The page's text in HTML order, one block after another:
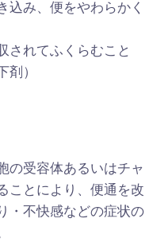
込み、便をやわらかく
されてふくらむこと
）
の受容体あるいはチャ
ことにより、便通を改
・不快感などの症状の